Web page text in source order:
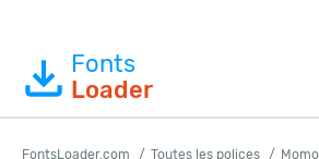
Fonts
Loader
FontsLoader.com Toutes les polices